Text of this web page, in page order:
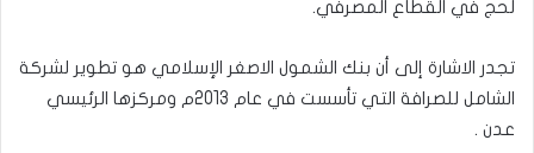
لحج في القطاع المصرفي.
تجدر الاشارة إلى أن بنك الشمول الاصغر الإسلامي هو تطوير لشركة
الشامل للصرافة التي تأسست في عام 2013م ومركزها الرئيسي
عدن .